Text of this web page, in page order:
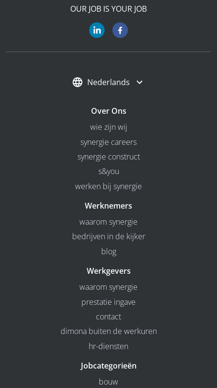
OUR JOB IS YOUR JOB
Nederlands
Over Ons
wie zijn wij
synergie careers
synergie construct
s&you
werken bij synergie
Werknemers
waarom synergie
bedrijven in de kijker
blog
Werkgevers
waarom synergie
prestatie ingave
contact
dimona buiten de werkuren
hr-diensten
Jobcategorieën
bouw